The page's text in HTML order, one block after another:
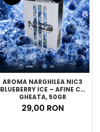
AROMA NARGHILEA NIC3
BLUEBERRY ICE – AFINE CU
GHEATA, 50GR
29,00 RON